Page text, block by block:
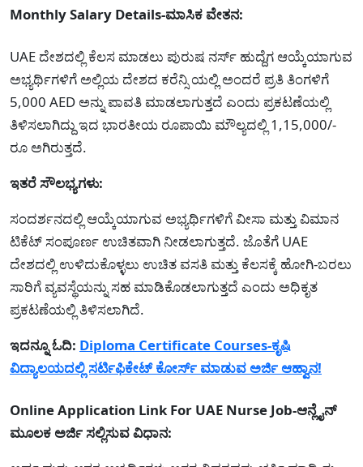
Monthly Salary Details-ಮಾಸಿಕ ವೇತನ:
UAE ದೇಶದಲ್ಲಿ ಕೆಲಸ ಮಾಡಲು ಪುರುಷ ನರ್ಸ್ ಹುದ್ದೆಗ ಆಯ್ಕೆಯಾಗುವ
ಅಭ್ಯರ್ಥಿಗಳಿಗೆ ಅಲ್ಲಿಯ ದೇಶದ ಕರೆನ್ಸಿ ಯಲ್ಲಿ ಅಂದರೆ ಪ್ರತಿ ತಿಂಗಳಿಗೆ
5,000 AED ಅನ್ನು ಪಾವತಿ ಮಾಡಲಾಗುತ್ತದೆ ಎಂದು ಪ್ರಕಟಣೆಯಲ್ಲಿ
ತಿಳಿಸಲಾಗಿದ್ದು ಇದ ಭಾರತೀಯ ರೂಪಾಯಿ ಮೌಲ್ಯದಲ್ಲಿ 1,15,000/-
ರೂ ಅಗಿರುತ್ತದೆ.
ಇತರೆ ಸೌಲಭ್ಯಗಳು:
ಸಂದರ್ಶನದಲ್ಲಿ ಆಯ್ಕೆಯಾಗುವ ಅಭ್ಯರ್ಥಿಗಳಿಗೆ ವೀಸಾ ಮತ್ತು ವಿಮಾನ
ಟಿಕೆಟ್ ಸಂಪೂರ್ಣ ಉಚಿತವಾಗಿ ನೀಡಲಾಗುತ್ತದೆ. ಜೊತೆಗೆ UAE
ದೇಶದಲ್ಲಿ ಉಳಿದುಕೊಳ್ಳಲು ಉಚಿತ ವಸತಿ ಮತ್ತು ಕೆಲಸಕ್ಕೆ ಹೋಗಿ-ಬರಲು
ಸಾರಿಗೆ ವ್ಯವಸ್ಥೆಯನ್ನು ಸಹ ಮಾಡಿಕೊಡಲಾಗುತ್ತದೆ ಎಂದು ಅಧಿಕೃತ
ಪ್ರಕಟಣೆಯಲ್ಲಿ ತಿಳಿಸಲಾಗಿದೆ.
ಇದನ್ನೂ ಓದಿ: Diploma Certificate Courses-ಕೃಷಿ
ವಿದ್ಯಾಲಯದಲ್ಲಿ ಸರ್ಟಿಫಿಕೇಟ್ ಕೋರ್ಸ್ ಮಾಡುವ ಅರ್ಜಿ ಆಹ್ವಾನ!
Online Application Link For UAE Nurse Job-ಆನ್ಲೈನ್
ಮೂಲಕ ಅರ್ಜಿ ಸಲ್ಲಿಸುವ ವಿಧಾನ: